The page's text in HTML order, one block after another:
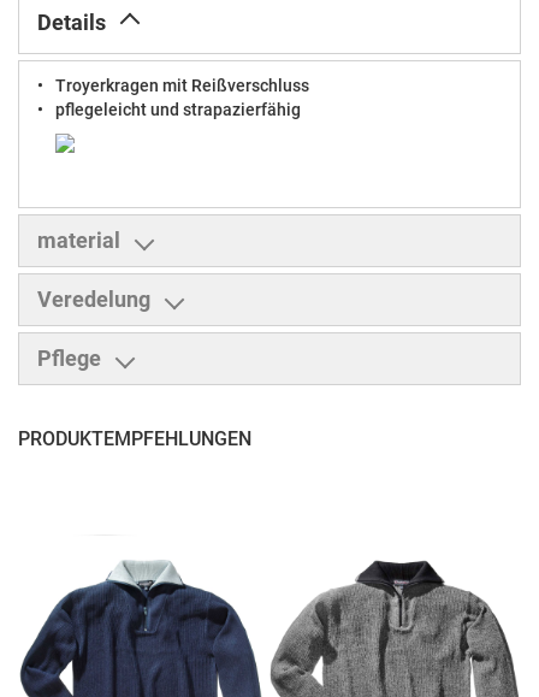
Details
Troyerkragen mit Reißverschluss
pflegeleicht und strapazierfähig
material
Veredelung
Pflege
PRODUKTEMPFEHLUNGEN